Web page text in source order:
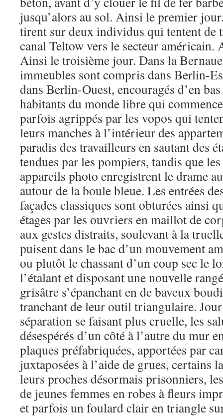
jusqu’alors au sol. Ainsi le premier
tirent sur deux individus qui tentent de
canal Teltow vers le secteur
Ainsi le troisième jour. Dans la
immeubles sont compris dans Berlin-
dans Berlin-Ouest, encouragés d’en
habitants du monde libre qui
parfois agrippés par les vopos qui
leurs manches à l’intérieur des
paradis des travailleurs en sautant des
tendues par les pompiers, tandis que
appareils photo enregistrent le drame
autour de la boule bleue. Les entrées
façades classiques sont obturées ainsi
étages par les ouvriers en maillot de
aux gestes distraits, soulevant à la
puisent dans le bac d’un mouvement
ou plutôt le chassant d’un coup sec le
l’étalant et disposant une nouvelle
grisâtre s’épanchant en de baveux
tranchant de leur outil triangulaire.
séparation se faisant plus cruelle, les
désespérés d’un côté à l’autre du mur
plaques préfabriquées, apportées par
juxtaposées à l’aide de grues, certains
leurs proches désormais prisonniers,
de jeunes femmes en robes à fleurs
et parfois un foulard clair en triangle